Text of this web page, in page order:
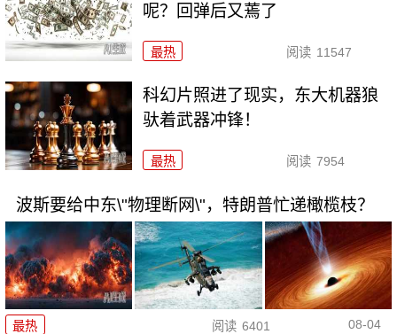
呢？回弹后又蔫了
最热 阅读 11547
科幻片照进了现实，东大机器狼
驮着武器冲锋！
最热 阅读 7954
波斯要给中东\"物理断网\"，特朗普忙递橄榄枝？
最热 阅读 6401 08-04